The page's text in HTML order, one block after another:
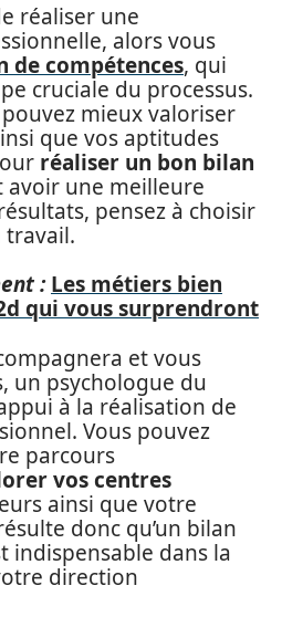
réaliser une
alors vous
de compétences, qui
cruciale du processus.
mieux valoriser
que vos aptitudes
réaliser un bon bilan
avoir une meilleure
pensez à choisir
travail.
: Les métiers bien
qui vous surprendront
et vous
un psychologue du
à la réalisation de
Vous pouvez
parcours
vos centres
ainsi que votre
donc qu’un bilan
indispensable dans la
direction